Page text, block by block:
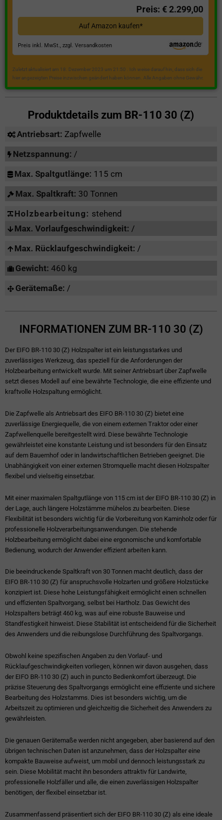
Preis: € 2.299,00
Auf Amazon kaufen*
Preis inkl. MwSt., zzgl. Versandkosten
Zuletzt aktualisiert am 18. Dezember 2023 um 21:50 . Ich weise darauf hin, dass sich die
hier angezeigten Preise inzwischen geändert haben können. Alle Angaben ohne Gewähr.
Produktdetails zum BR-110 30 (Z)
Antriebsart: Zapfwelle
Netzspannung: /
Max. Spaltgutlänge: 115 cm
Max. Spaltkraft: 30 Tonnen
Holzbearbeitung: stehend
Max. Vorlaufgeschwindigkeit: /
Max. Rücklaufgeschwindigkeit: /
Gewicht: 460 kg
Gerätemaße: /
INFORMATIONEN ZUM BR-110 30 (Z)
Der EIFO BR-110 30 (Z) Holzspalter ist ein leistungsstarkes und
zuverlässiges Werkzeug, das speziell für die Anforderungen der
Holzbearbeitung entwickelt wurde. Mit seiner Antriebsart über Zapfwelle
setzt dieses Modell auf eine bewährte Technologie, die eine effiziente und
kraftvolle Holzspaltung ermöglicht.
Die Zapfwelle als Antriebsart des EIFO BR-110 30 (Z) bietet eine
zuverlässige Energiequelle, die von einem externen Traktor oder einer
Zapfwellenquelle bereitgestellt wird. Diese bewährte Technologie
gewährleistet eine konstante Leistung und ist besonders für den Einsatz
auf dem Bauernhof oder in landwirtschaftlichen Betrieben geeignet. Die
Unabhängigkeit von einer externen Stromquelle macht diesen Holzspalter
flexibel und vielseitig einsetzbar.
Mit einer maximalen Spaltgutlänge von 115 cm ist der EIFO BR-110 30 (Z) in
der Lage, auch längere Holzstämme mühelos zu bearbeiten. Diese
Flexibilität ist besonders wichtig für die Vorbereitung von Kaminholz oder für
professionelle Holzverarbeitungsanwendungen. Die stehende
Holzbearbeitung ermöglicht dabei eine ergonomische und komfortable
Bedienung, wodurch der Anwender effizient arbeiten kann.
Die beeindruckende Spaltkraft von 30 Tonnen macht deutlich, dass der
EIFO BR-110 30 (Z) für anspruchsvolle Holzarten und größere Holzstücke
konzipiert ist. Diese hohe Leistungsfähigkeit ermöglicht einen schnellen
und effizienten Spaltvorgang, selbst bei Hartholz. Das Gewicht des
Holzspalters beträgt 460 kg, was auf eine robuste Bauweise und
Standfestigkeit hinweist. Diese Stabilität ist entscheidend für die Sicherheit
des Anwenders und die reibungslose Durchführung des Spaltvorgangs.
Obwohl keine spezifischen Angaben zu den Vorlauf- und
Rücklaufgeschwindigkeiten vorliegen, können wir davon ausgehen, dass
der EIFO BR-110 30 (Z) auch in puncto Bedienkomfort überzeugt. Die
präzise Steuerung des Spaltvorgangs ermöglicht eine effiziente und sichere
Bearbeitung des Holzstamms. Dies ist besonders wichtig, um die
Arbeitszeit zu optimieren und gleichzeitig die Sicherheit des Anwenders zu
gewährleisten.
Die genauen Gerätemaße werden nicht angegeben, aber basierend auf den
übrigen technischen Daten ist anzunehmen, dass der Holzspalter eine
kompakte Bauweise aufweist, um mobil und dennoch leistungsstark zu
sein. Diese Mobilität macht ihn besonders attraktiv für Landwirte,
professionelle Holzfäller und alle, die einen zuverlässigen Holzspalter
benötigen, der flexibel einsetzbar ist.
Zusammenfassend präsentiert sich der EIFO BR-110 30 (Z) als eine ideale